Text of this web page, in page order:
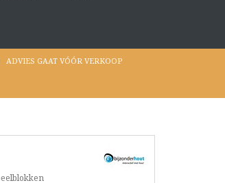
ADVIES GAAT VÓÓR VERKOOP